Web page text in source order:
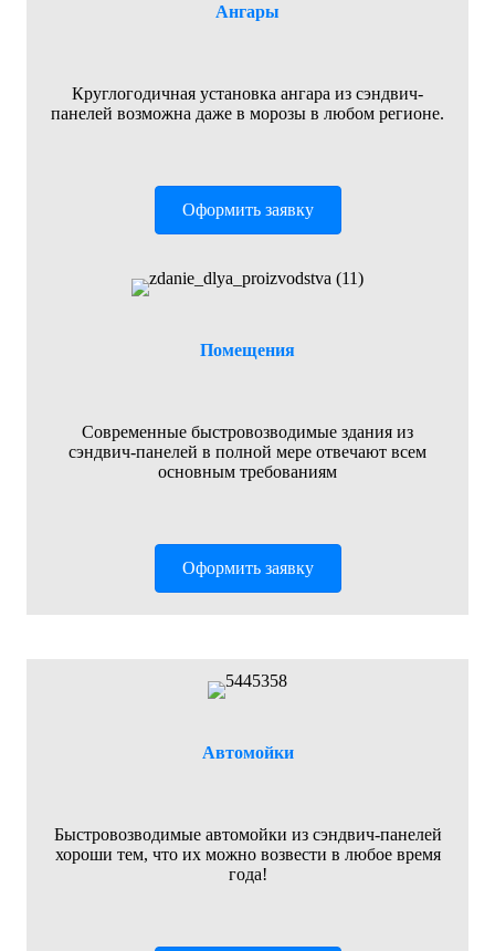
Ангары
Круглогодичная установка ангара из сэндвич-
панелей возможна даже в морозы в любом регионе.
Оформить заявку
Помещения
Современные быстровозводимые здания из
сэндвич-панелей в полной мере отвечают всем
основным требованиям
Оформить заявку
Автомойки
Быстровозводимые автомойки из сэндвич-панелей
хороши тем, что их можно возвести в любое время
года!